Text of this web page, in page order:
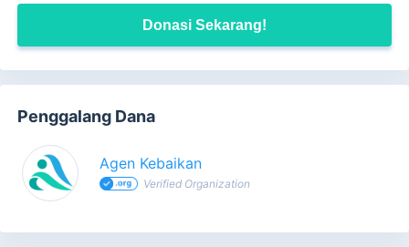
Donasi Sekarang!
Penggalang Dana
Agen Kebaikan
Verified Organization